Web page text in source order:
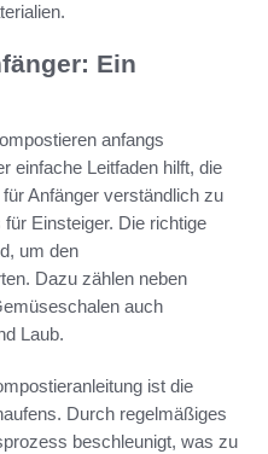
Ein
anfangs
einfache Leitfaden hilft, die
Anfänger verständlich zu
Einsteiger. Die richtige
um den
Dazu zählen neben
auch
Laub.
ist die
Durch regelmäßiges
beschleunigt, was zu